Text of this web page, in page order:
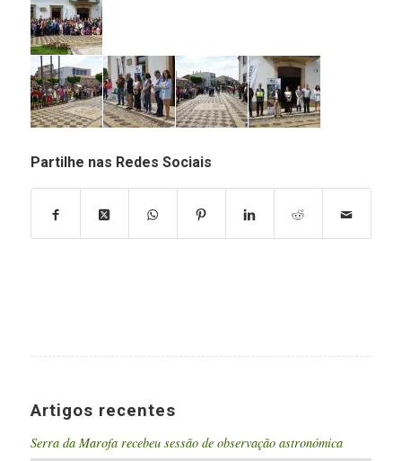
Partilhe nas Redes Sociais
Artigos recentes
Serra da Marofa recebeu sessão de observação astronómica